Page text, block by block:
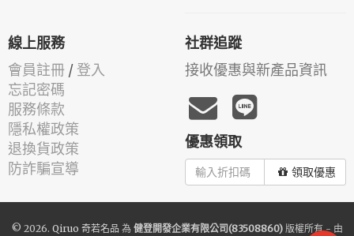
線上服務
會員註冊 / 登入
忘記密碼
服務條款
隱私權政策
退換貨政策
防詐騙宣導
社群追蹤
接收優惠與新產品資訊
優惠領取
領取優惠
© 2026. Qiruo 奇若名品 為 健登開發企業有限公司(83508860)版權所有 - 由